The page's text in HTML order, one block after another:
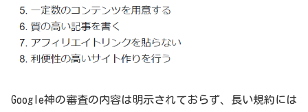
Google神の審査の内容は明示されておらず、長い規約には